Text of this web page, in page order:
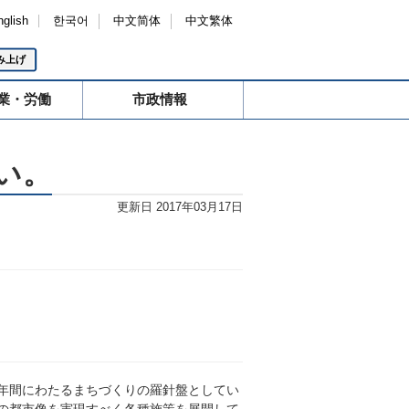
한국어 中文简体 中文繁体
上げ
・労働 市政情報
。
更新日 2017年03月17日
間にわたるまちづくりの羅針盤としてい